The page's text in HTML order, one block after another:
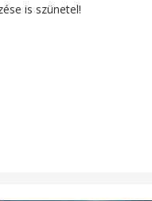
is szünetel!